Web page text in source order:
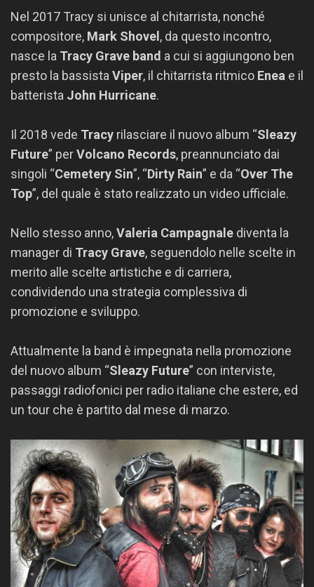
Nel 2017 Tracy si unisce al chitarrista, nonché
compositore, Mark Shovel , da questo incontro,
nasce la Tracy Grave band a cui si aggiungono ben
presto la bassista Viper, il chitarrista ritmico Enea e il
batterista John Hurricane.
Il 2018 vede Tracy rilasciare il nuovo album “Sleazy
Future” perVolcano Records, preannunciato dai
singoli “Cemetery Sin”, “Dirty Rain” e da “Over The
Top”, del quale è stato realizzato un video ufficiale.
Nello stesso anno,Valeria Campagnale diventa la
manager di Tracy Grave, seguendolo nelle scelte in
merito alle scelte artistiche e di carriera,
condividendo una strategia complessiva di
promozione e sviluppo.
Attualmente la band è impegnata nella promozione
del nuovo album “Sleazy Future” con interviste,
passaggi radiofonici per radio italiane che estere, ed
un tour che è partito dal mese di marzo.